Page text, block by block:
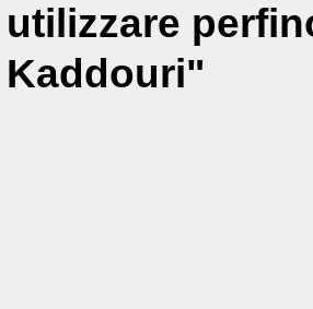
utilizzare
Kaddouri"